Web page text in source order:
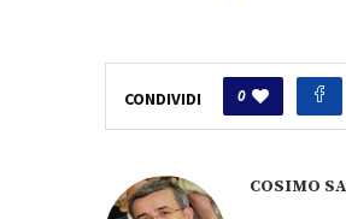
CONDIVIDI 0
COSIMO